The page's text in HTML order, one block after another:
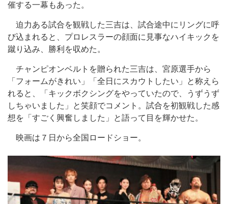
催する一幕もあった。
迫力ある試合を観戦した三吉は、試合途中にリングに呼
び込まれると、プロレスラーの顔面に見事なハイキックを
蹴り込み、勝利を収めた。
チャンピオンベルトを贈られた三吉は、宮原選手から
「フォームがきれい」「全日にスカウトしたい」と称えら
れると、「キックボクシングをやっていたので、うずうず
しちゃいました」と笑顔でコメント。試合を初観戦した感
想を「すごく興奮しました」と語って目を輝かせた。
映画は７日から全国ロードショー。